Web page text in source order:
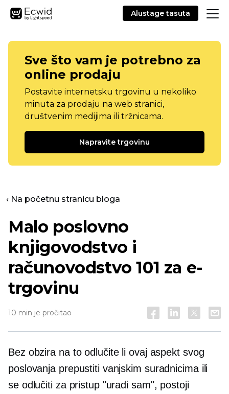
Alustage tasuta
Sve što vam je potrebno za
online prodaju
Postavite internetsku trgovinu u nekoliko
minuta za prodaju na web stranici,
društvenim medijima ili tržnicama.
Napravite trgovinu
‹ Na početnu stranicu bloga
Malo poslovno
knjigovodstvo i
računovodstvo 101 za e-
trgovinu
10 min je pročitao
Bez obzira na to odlučite li ovaj aspekt svog
poslovanja prepustiti vanjskim suradnicima ili
se odlučiti za pristup "uradi sam", postoji